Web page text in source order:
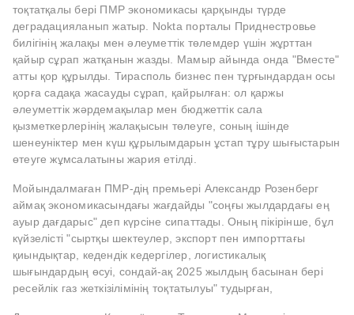
тоқтатқалы бері ПМР экономикасы қарқынды түрде
деградацияланып жатыр. Nokta порталы Приднестровье
билігінің жалақы мен әлеуметтік төлемдер үшін жұрттан
қайыр сұрап жатқанын жазды. Мамыр айында онда "Вместе"
атты қор құрылды. Тирасполь бизнес пен тұрғындардан осы
қорға садақа жасауды сұрап, қайрылған: ол қаржы
әлеуметтік жәрдемақылар мен бюджеттік сала
қызметкерлерінің жалақысын төлеуге, соның ішінде
шенеуніктер мен күш құрылымдарын ұстап тұру шығыстарын
өтеуге жұмсалатыны жария етілді.
Мойындалмаған ПМР-дің премьері Александр Розенберг
аймақ экономикасындағы жағдайды "соңғы жылдардағы ең
ауыр дағдарыс" деп күрсіне сипаттады. Оның пікірінше, бұл
күйзелісті "сыртқы шектеулер, экспорт пен импорттағы
қиындықтар, кедендік кедергілер, логистикалық
шығындардың өсуі, сондай-ақ 2025 жылдың басынан бері
ресейлік газ жеткізілімінің тоқтатылуы" тудырған,